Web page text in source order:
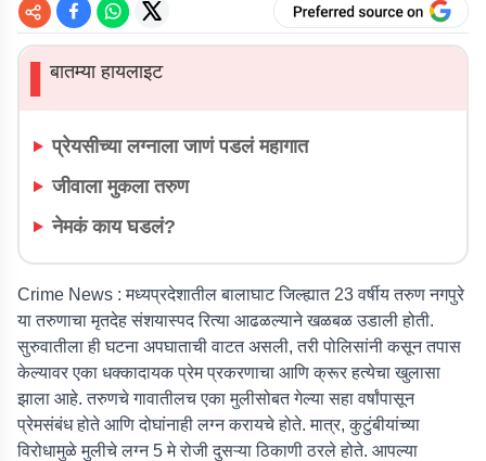
▌बातम्या हायलाइट
प्रेयसीच्या लग्नाला जाणं पडलं महागात
जीवाला मुकला तरुण
नेमकं काय घडलं?
Crime News : मध्यप्रदेशातील बालाघाट जिल्ह्यात 23 वर्षीय तरुण नगपुरे
या तरुणाचा मृतदेह संशयास्पद रित्या आढळल्याने खळबळ उडाली होती.
सुरुवातीला ही घटना अपघाताची वाटत असली, तरी पोलिसांनी कसून तपास
केल्यावर एका धक्कादायक प्रेम प्रकरणाचा आणि क्रूर हत्येचा खुलासा
झाला आहे. तरुणचे गावातीलच एका मुलीसोबत गेल्या सहा वर्षांपासून
प्रेमसंबंध होते आणि दोघांनाही लग्न करायचे होते. मात्र, कुटुंबीयांच्या
विरोधामुळे मुलीचे लग्न 5 मे रोजी दुसऱ्या ठिकाणी ठरले होते. आपल्या